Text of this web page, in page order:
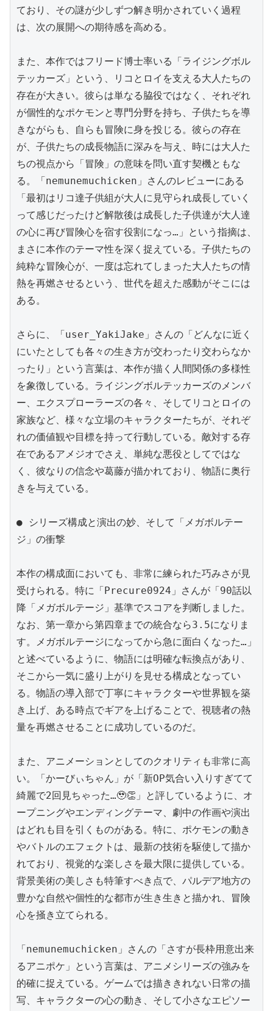
ており、その謎が少しずつ解き明かされていく過程
は、次の展開への期待感を高める。
また、本作ではフリード博士率いる「ライジングボル
テッカーズ」という、リコとロイを支える大人たちの
存在が大きい。彼らは単なる脇役ではなく、それぞれ
が個性的なポケモンと専門分野を持ち、子供たちを導
きながらも、自らも冒険に身を投じる。彼らの存在
が、子供たちの成長物語に深みを与え、時には大人た
ちの視点から「冒険」の意味を問い直す契機ともな
る。「nemunemuchicken」さんのレビューにある
「最初はリコ達子供組が大人に見守られ成長していく
って感じだったけど解散後は成長した子供達が大人達
の心に再び冒険心を宿す役割になっ…」という指摘は、
まさに本作のテーマ性を深く捉えている。子供たちの
純粋な冒険心が、一度は忘れてしまった大人たちの情
熱を再燃させるという、世代を超えた感動がそこには
ある。
さらに、「user_YakiJake」さんの「どんなに近く
にいたとしても各々の生き方が交わったり交わらなか
ったり」という言葉は、本作が描く人間関係の多様性
を象徴している。ライジングボルテッカーズのメンバ
ー、エクスプローラーズの各々、そしてリコとロイの
家族など、様々な立場のキャラクターたちが、それぞ
れの価値観や目標を持って行動している。敵対する存
在であるアメジオでさえ、単純な悪役としてではな
く、彼なりの信念や葛藤が描かれており、物語に奥行
きを与えている。
● シリーズ構成と演出の妙、そして「メガボルテー
ジ」の衝撃
本作の構成面においても、非常に練られた巧みさが見
受けられる。特に「Precure0924」さんが「90話以
降「メガボルテージ」基準でスコアを判断しました。
なお、第一章から第四章までの統合なら3.5になりま
す。メガボルテージになってから急に面白くなった…」
と述べているように、物語には明確な転換点があり、
そこから一気に盛り上がりを見せる構成となってい
る。物語の導入部で丁寧にキャラクターや世界観を築
き上げ、ある時点でギアを上げることで、視聴者の熱
量を再燃させることに成功しているのだ。
また、アニメーションとしてのクオリティも非常に高
い。「かーびぃちゃん」が「新OP気合い入りすぎてて
綺麗で2回見ちゃった…🥹👏」と評しているように、オ
ープニングやエンディングテーマ、劇中の作画や演出
はどれも目を引くものがある。特に、ポケモンの動き
やバトルのエフェクトは、最新の技術を駆使して描か
れており、視覚的な楽しさを最大限に提供している。
背景美術の美しさも特筆すべき点で、パルデア地方の
豊かな自然や個性的な都市が生き生きと描かれ、冒険
心を掻き立てられる。
「nemunemuchicken」さんの「さすが長枠用意出来
るアニポケ」という言葉は、アニメシリーズの強みを
的確に捉えている。ゲームでは描ききれない日常の描
写、キャラクターの心の動き、そして小さなエピソー